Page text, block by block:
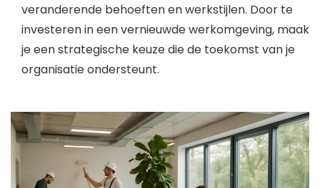
veranderende behoeften en werkstijlen. Door te
investeren in een vernieuwde werkomgeving, maak
je een strategische keuze die de toekomst van je
organisatie ondersteunt.